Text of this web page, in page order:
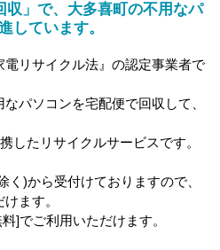
収」で、大多喜町の不用なパ
しています。
電リサイクル法』の認定事業者で
パソコンを宅配便で回収して、
したリサイクルサービスです。
)から受付けておりますので、
ます。
]でご利用いただけます。